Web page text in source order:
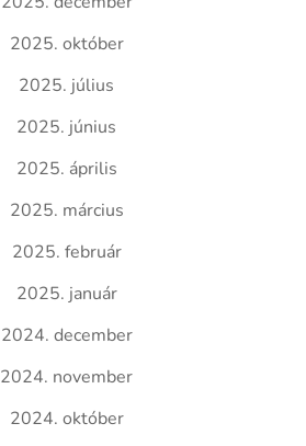
2025. október
2025. július
2025. június
2025. április
2025. március
2025. február
2025. január
2024. december
2024. november
2024. október